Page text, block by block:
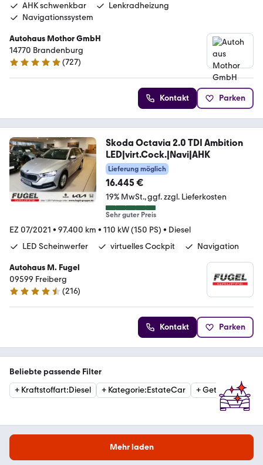
AHK schwenkbar
Lenkradheizung
Navigationssystem
Autohaus Mothor GmbH
14770 Brandenburg
4.8 Sterne
(727)
Kontakt Parken
Skoda Octavia 2.0 TDI Ambition
LED|virt.Cock.|Navi|AHK
Lieferung möglich
16.445 €
19% MwSt. ggf. zzgl. Lieferkosten
Sehr guter Preis
EZ 07/2021 • 97.400 km • 110 kW (150 PS) • Diesel
LED Scheinwerfer
virtuelles Cockpit Navigation
Autohaus M. Fugel
09599 Freiberg
4.4 Sterne
(216)
Kontakt Parken
Beliebte passende Filter
+ Kraftstoffart:Diesel + Kategorie:EstateCar +Getriebe:
Mehr laden